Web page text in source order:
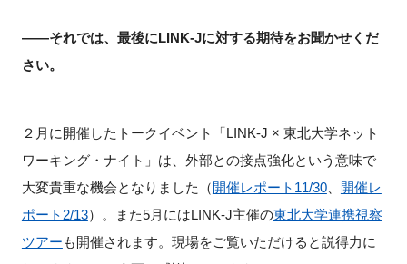
――それでは、最後にLINK-Jに対する期待をお聞かせくだ
さい。
２月に開催したトークイベント「LINK-J × 東北大学ネット
ワーキング・ナイト」は、外部との接点強化という意味で
大変貴重な機会となりました（開催レポート11/30、 開催レ
ポート2/13）。また5月にはLINK-J主催の東北大学連携視察
ツアー も開催されます。現場をご覧いただけると説得力に